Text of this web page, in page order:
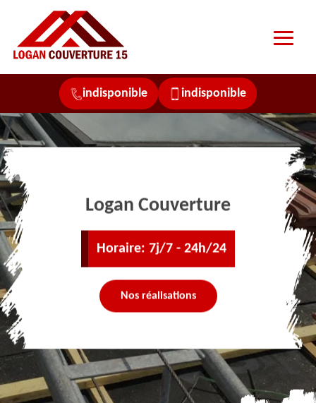
indisponible indisponible
Logan Couverture
Horaire: 7j/7 - 24h/24
Nos réalisations